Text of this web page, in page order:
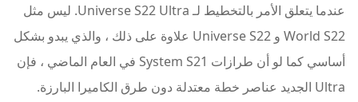
عندما يتعلق الأمر بالتخطيط لـ Universe S22 Ultra. ليس مثل
World S22 و Universe S22 علاوة على ذلك ، والذي يبدو بشكل
أساسي كما لو أن طرازات System S21 في العام الماضي ، فإن
Ultra الجديد عناصر خطة معتدلة دون طرق الكاميرا البارزة.